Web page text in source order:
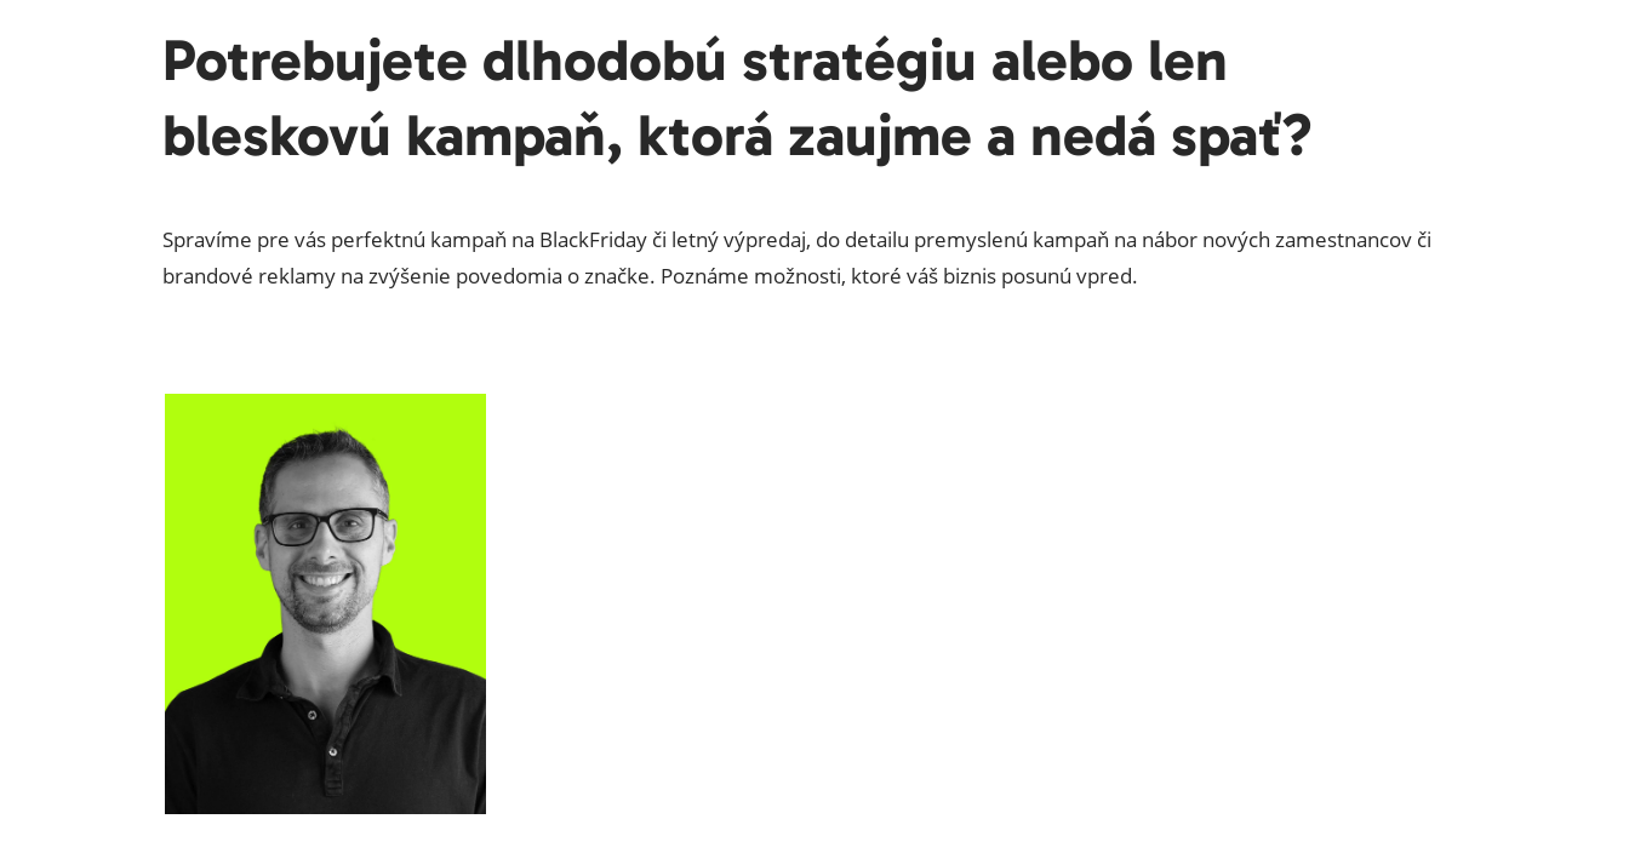
Potrebujete dlhodobú stratégiu alebo len
bleskovú kampaň, ktorá zaujme a nedá spať?
Spravíme pre vás perfektnú kampaň na BlackFriday či letný výpredaj, do detailu premyslenú kampaň na nábor nových zamestnancov či
brandové reklamy na zvýšenie povedomia o značke. Poznáme možnosti, ktoré váš biznis posunú vpred.